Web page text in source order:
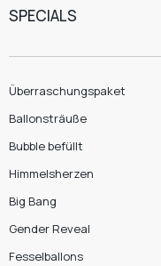
SPECIALS
Überraschungspaket
Ballonsträuße
Bubble befüllt
Himmelsherzen
Big Bang
Gender Reveal
Fesselballons